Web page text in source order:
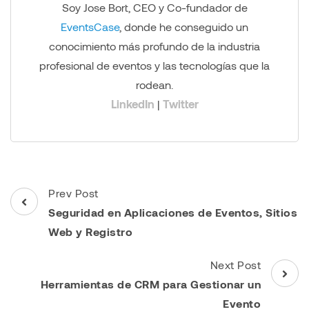
Soy Jose Bort, CEO y Co-fundador de
EventsCase, donde he conseguido un
conocimiento más profundo de la industria
profesional de eventos y las tecnologías que la
rodean.
LinkedIn | Twitter
Post
Navigation
Prev Post
Seguridad en Aplicaciones de Eventos, Sitios
Web y Registro
Next Post
Herramientas de CRM para Gestionar un
Evento